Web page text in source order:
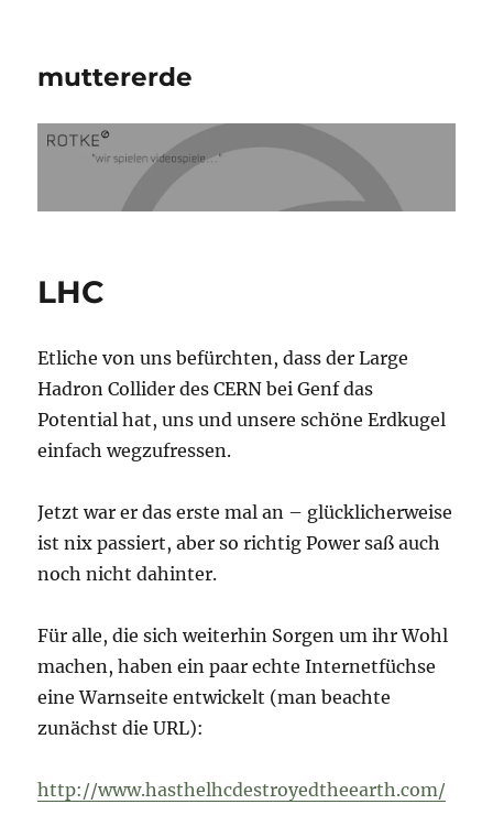
muttererde
LHC
Etliche von uns befürchten, dass der Large
Hadron Collider des CERN bei Genf das
Potential hat, uns und unsere schöne Erdkugel
einfach wegzufressen.
Jetzt war er das erste mal an – glücklicherweise
ist nix passiert, aber so richtig Power saß auch
noch nicht dahinter.
Für alle, die sich weiterhin Sorgen um ihr Wohl
machen, haben ein paar echte Internetfüchse
eine Warnseite entwickelt (man beachte
zunächst die URL):
http://www.hasthelhcdestroyedtheearth.com/